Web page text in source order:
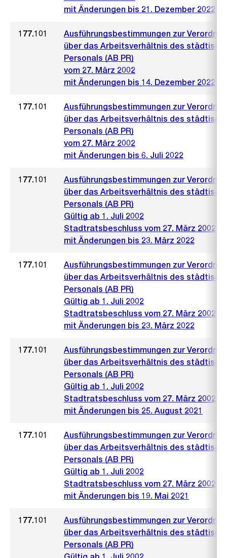
mit Änderungen bis 21. Dezember 2022
177.101
Ausführungsbestimmungen zur
über das Arbeitsverhältnis des
Personals (AB PR)
vom 27. März 2002
mit Änderungen bis 14. Dezember 2022
177.101
Ausführungsbestimmungen zur
über das Arbeitsverhältnis des
Personals (AB PR)
vom 27. März 2002
mit Änderungen bis 6. Juli 2022
177.101
Ausführungsbestimmungen zur
über das Arbeitsverhältnis des
Personals (AB PR)
Gültig ab 1. Juli 2002
Stadtratsbeschluss vom 27. März 2002
mit Änderungen bis 23. März 2022
177.101
Ausführungsbestimmungen zur
über das Arbeitsverhältnis des
Personals (AB PR)
Gültig ab 1. Juli 2002
Stadtratsbeschluss vom 27. März 2002
mit Änderungen bis 23. März 2022
177.101
Ausführungsbestimmungen zur
über das Arbeitsverhältnis des
Personals (AB PR)
Gültig ab 1. Juli 2002
Stadtratsbeschluss vom 27. März 2002
mit Änderungen bis 25. August 2021
177.101
Ausführungsbestimmungen zur
über das Arbeitsverhältnis des
Personals (AB PR)
Gültig ab 1. Juli 2002
Stadtratsbeschluss vom 27. März 2002
mit Änderungen bis 19. Mai 2021
177.101
Ausführungsbestimmungen zur
über das Arbeitsverhältnis des
Personals (AB PR)